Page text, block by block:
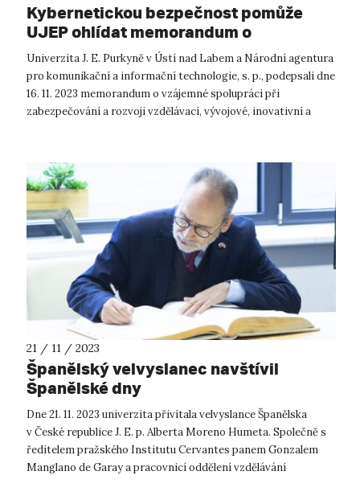
Kybernetickou bezpečnost pomůže
UJEP ohlídat memorandum o
spolupráci s NAKIT
Univerzita J. E. Purkyně v Ústí nad Labem a Národní agentura
pro komunikační a informační technologie, s. p., podepsali dne
16. 11. 2023 memorandum o vzájemné spolupráci při
zabezpečování a rozvoji vzdělávací, vývojové, inovativní a
21 / 11 / 2023
Španělský velvyslanec navštívil
Španělské dny
Dne 21. 11. 2023 univerzita přivítala velvyslance Španělska
v České republice J. E. p. Alberta Moreno Humeta. Společně s
ředitelem pražského Institutu Cervantes panem Gonzalem
Manglano de Garay a pracovnicí oddělení vzdělávání